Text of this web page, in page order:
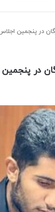
در پنجمین
در